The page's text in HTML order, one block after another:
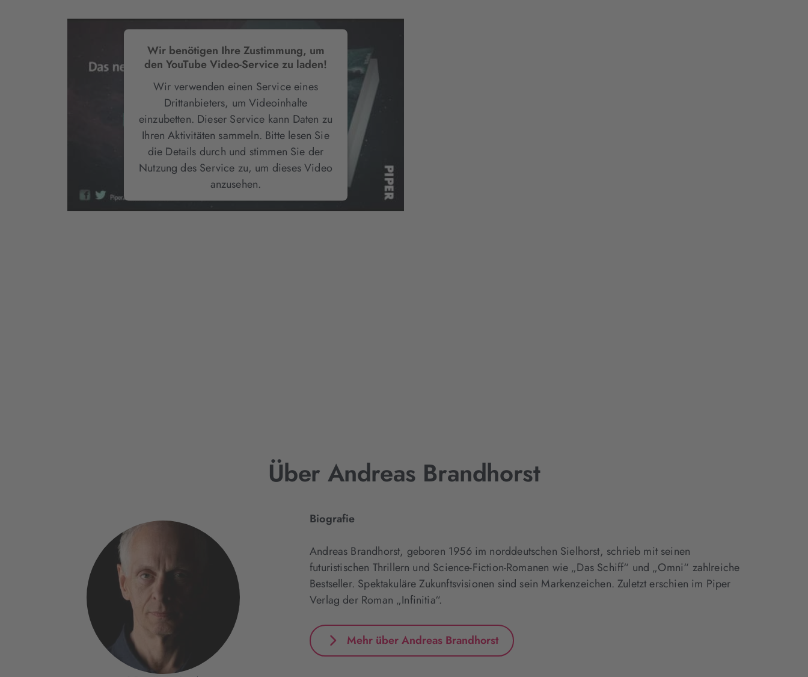
Wir benötigen Ihre Zustimmung, um
den YouTube Video-Service zu laden!
Wir verwenden einen Service eines
Drittanbieters, um Videoinhalte
einzubetten. Dieser Service kann Daten zu
Ihren Aktivitäten sammeln. Bitte lesen Sie
die Details durch und stimmen Sie der
Nutzung des Service zu, um dieses Video
anzusehen.
Über Andreas Brandhorst
Biografie
Andreas Brandhorst, geboren 1956 im norddeutschen Sielhorst, schrieb mit seinen
futuristischen Thrillern und Science-Fiction-Romanen wie „Das Schiff“ und „Omni“ zahlreiche
Bestseller. Spektakuläre Zukunftsvisionen sind sein Markenzeichen. Zuletzt erschien im Piper
Verlag der Roman „Infinitia“.
Mehr über Andreas Brandhorst